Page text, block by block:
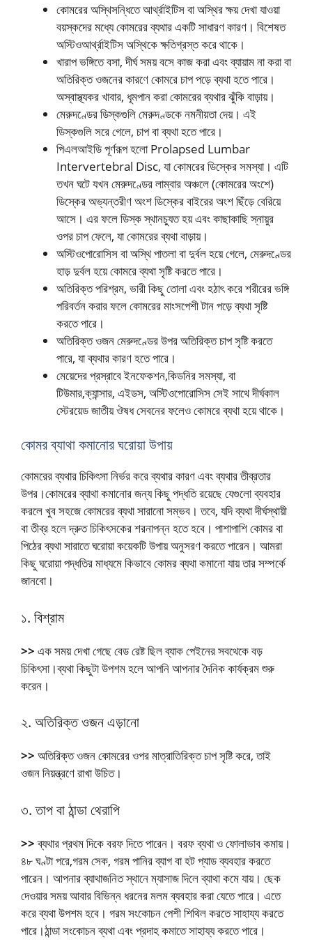
কোমরের অস্থিসন্ধিতে আর্থ্রাইটিস বা অস্থির ক্ষয় দেখা যাওয়া
বয়স্কদের মধ্যে কোমরের ব্যথার একটি সাধারণ কারণ। বিশেষত
অস্টিওআর্থ্রাইটিস অস্থিকে ক্ষতিগ্রস্ত করে থাকে।
খারাপ ভঙ্গিতে বসা, দীর্ঘ সময় বসে কাজ করা এবং ব্যায়াম না করা বা
অতিরিক্ত ওজনের কারণে কোমরে চাপ পড়ে ব্যথা হতে পারে।
অস্বাস্থ্যকর খাবার, ধূমপান করা কোমরের ব্যথার ঝুঁকি বাড়ায়।
মেরুদণ্ডের ডিস্কগুলি মেরুদণ্ডকে নমনীয়তা দেয়। এই
ডিস্কগুলি সরে গেলে, চাপ বা ব্যথা হতে পারে।
পিএলআইডি পূর্ণরূপ হলো Prolapsed Lumbar
Intervertebral Disc, যা কোমরের ডিস্কের সমস্যা। এটি
তখন ঘটে যখন মেরুদণ্ডের লাম্বার অঞ্চলে (কোমরের অংশে)
ডিস্কের অভ্যন্তরীণ অংশ ডিস্কের বাইরের অংশ ছিঁড়ে বেরিয়ে
আসে। এর ফলে ডিস্ক স্থানচ্যুত হয় এবং কাছাকাছি স্নায়ুর
ওপর চাপ ফেলে, যা কোমরের ব্যথা বাড়ায়।
অস্টিওপোরোসিস বা অস্থি পাতলা বা দুর্বল হয়ে গেলে, মেরুদণ্ডের
হাড় দুর্বল হয়ে কোমরে ব্যথা সৃষ্টি করতে পারে।
অতিরিক্ত পরিশ্রম, ভারী কিছু তোলা এবং হঠাৎ করে শরীরের ভঙ্গি
পরিবর্তন করার ফলে কোমরের মাংসপেশী টান পড়ে ব্যথা সৃষ্টি
করতে পারে।
অতিরিক্ত ওজন মেরুদণ্ডের উপর অতিরিক্ত চাপ সৃষ্টি করতে
পারে, যা ব্যথার কারণ হতে পারে।
মেয়েদের প্রস্রাবে ইনফেকশন,কিডনির সমস্যা, বা
টিউমার,ক্যান্সার, এইডস, অস্টিওপোরোসিস সেই সাথে দীর্ঘকাল
স্টেরয়েড জাতীয় ঔষধ সেবনের ফলেও কোমরে ব্যথা হয়ে থাকে।
কোমর ব্যাথা কমানোর ঘরোয়া উপায়
কোমরের ব্যথার চিকিৎসা নির্ভর করে ব্যথার কারণ এবং ব্যথার তীব্রতার
উপর।কোমরের ব্যাথা কমানোর জন্য কিছু পদ্ধতি রয়েছে যেগুলো ব্যবহার
করলে খুব সহজে কোমরের ব্যথা সারানো সম্ভব। তবে, যদি ব্যথা দীর্ঘস্থায়ী
বা তীব্র হলে দ্রুত চিকিৎসকের শরনাপন্ন হতে হবে। পাশাপাশি কোমর বা
পিঠের ব্যথা সারাতে ঘরোয়া কয়েকটি উপায় অনুসরণ করতে পারেন। আমরা
কিছু ঘরোয়া পদ্ধতির মাধ্যমে কিভাবে কোমর ব্যথা কমানো যায় তার সম্পর্কে
জানবো।
১. বিশ্রাম
>> এক সময় দেখা গেছে বেড রেষ্ট ছিল ব্যাক পেইনের সবথেকে বড়
চিকিৎসা।ব্যথা কিছুটা উপশম হলে আপনি আপনার দৈনিক কার্যক্রম শুরু
করেন।
২. অতিরিক্ত ওজন এড়ানো
>> অতিরিক্ত ওজন কোমরের ওপর মাত্রাতিরিক্ত চাপ সৃষ্টি করে, তাই
ওজন নিয়ন্ত্রণে রাখা উচিত।
৩.তাপ বা ঠান্ডা থেরাপি
>>ব্যথার প্রথম দিকে বরফ দিতে পারেন। বরফ ব্যথা ও ফোলাভাব কমায়।
৪৮ ঘণ্টা পরে,গরম সেক, গরম পানির ব্যাগ বা হট প্যাড ব্যবহার করতে
পারেন। আপনার ব্যাথাজনিত স্থানে ম্যাসাজ দিলে ব্যাথা কমে যায়। ছেক
দেওয়ার সময় আবার বিভিন্ন ধরনের মলম ব্যবহার করা যেতে পারে। এতে
করে ব্যথা উপশম হবে। গরম সংকোচন পেশী শিথিল করতে সাহায্য করতে
পারে।ঠান্ডা সংকোচন ব্যথা এবং প্রদাহ কমাতে সাহায্য করতে পারে।